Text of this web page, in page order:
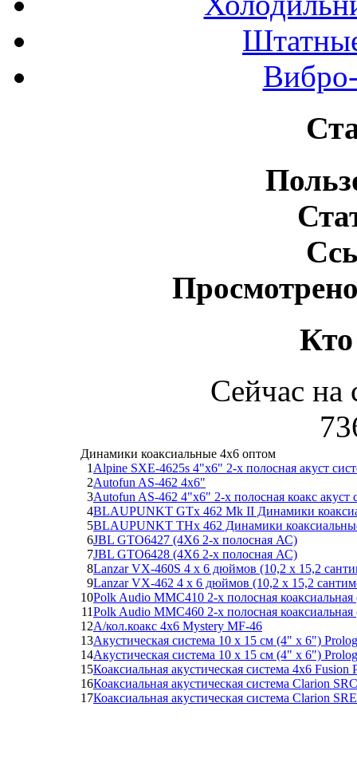
Кто
Сейчас на
Динамики коаксиальные 4х6 оптом
1 Alpine SXE-4625s 4"x6" 2-х полосная акуст
2Autofun AS-462 4x6"
3Autofun AS-462 4"x6" 2-х полосная коакс акуст
4BLAUPUNKT GTx 462 Mk II Динамики
5BLAUPUNKT THx 462 Динамики
6JBL GTO6427 (4X6 2-х полосная АС)
7JBL GTO6428 (4X6 2-х полосная АС)
8Lanzar VX-460S 4 х 6 дюймов (10,2 х 15,2
9Lanzar VX-462 4 х 6 дюймов (10,2 х 15,2
10Polk Audio MMC410 2-х полосная
11Polk Audio MMC460 2-х полосная
12А/кол.коакс 4х6 Mystery MF-46
13Акустическая система 10 x 15 см (4" х 6")
14Акустическая система 10 x 15 см (4" х 6")
15Коаксиальная акустическая система 4х6 Fusion
16Коаксиальная акустическая система Clarion
17Коаксиальная акустическая система Clarion